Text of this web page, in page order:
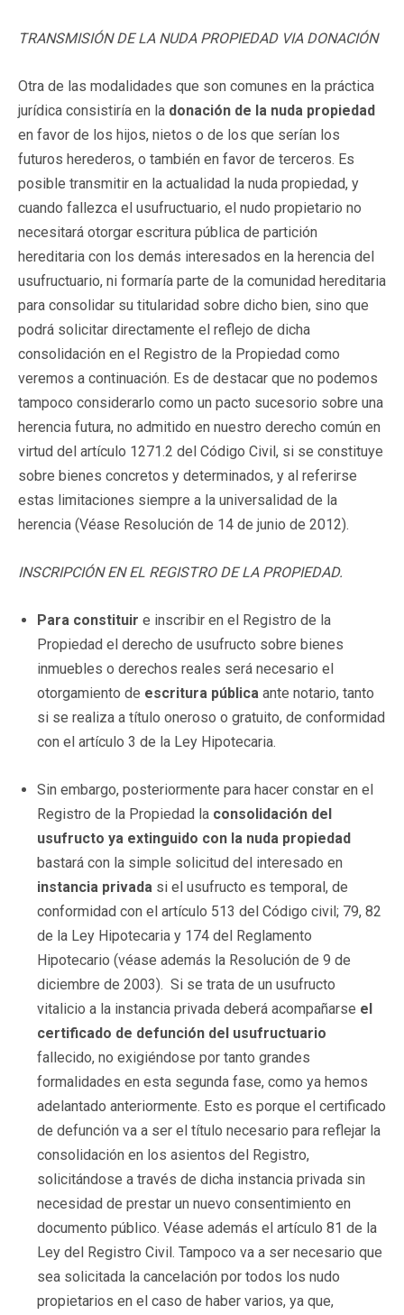
TRANSMISIÓN DE LA NUDA PROPIEDAD VIA DONACIÓN
Otra de las modalidades que son comunes en la práctica
jurídica consistiría en la donación de la nuda propiedad
en favor de los hijos, nietos o de los que serían los
futuros herederos, o también en favor de terceros. Es
posible transmitir en la actualidad la nuda propiedad, y
cuando fallezca el usufructuario, el nudo propietario no
necesitará otorgar escritura pública de partición
hereditaria con los demás interesados en la herencia del
usufructuario, ni formaría parte de la comunidad hereditaria
para consolidar su titularidad sobre dicho bien, sino que
podrá solicitar directamente el reflejo de dicha
consolidación en el Registro de la Propiedad como
veremos a continuación. Es de destacar que no podemos
tampoco considerarlo como un pacto sucesorio sobre una
herencia futura, no admitido en nuestro derecho común en
virtud del artículo 1271.2 del Código Civil, si se constituye
sobre bienes concretos y determinados, y al referirse
estas limitaciones siempre a la universalidad de la
herencia (Véase Resolución de 14 de junio de 2012).
INSCRIPCIÓN EN EL REGISTRO DE LA PROPIEDAD.
Para constituir e inscribir en el Registro de la
Propiedad el derecho de usufructo sobre bienes
inmuebles o derechos reales será necesario el
otorgamiento de escritura pública ante notario, tanto
si se realiza a título oneroso o gratuito, de conformidad
con el artículo 3 de la Ley Hipotecaria.
Sin embargo, posteriormente para hacer constar en el
Registro de la Propiedad la consolidación del
usufructo ya extinguido con la nuda propiedad
bastará con la simple solicitud del interesado en
instancia privada si el usufructo es temporal, de
conformidad con el artículo 513 del Código civil; 79, 82
de la Ley Hipotecaria y 174 del Reglamento
Hipotecario (véase además la Resolución de 9 de
diciembre de 2003). Si se trata de un usufructo
vitalicio a la instancia privada deberá acompañarse el
certificado de defunción del usufructuario
fallecido, no exigiéndose por tanto grandes
formalidades en esta segunda fase, como ya hemos
adelantado anteriormente. Esto es porque el certificado
de defunción va a ser el título necesario para reflejar la
consolidación en los asientos del Registro,
solicitándose a través de dicha instancia privada sin
necesidad de prestar un nuevo consentimiento en
documento público. Véase además el artículo 81 de la
Ley del Registro Civil. Tampoco va a ser necesario que
sea solicitada la cancelación por todos los nudo
propietarios en el caso de haber varios, ya que,